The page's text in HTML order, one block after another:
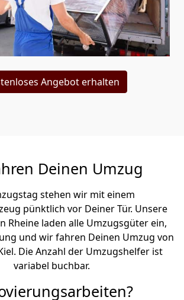
Angebot erhalten
Deinen Umzug
stehen wir mit einem
pünktlich vor Deiner Tür. Unsere
Rheine laden alle Umzugsgüter ein,
und wir fahren Deinen Umzug von
Die Anzahl der Umzugshelfer ist
variabel buchbar.